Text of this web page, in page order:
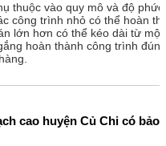
thuộc vào quy mô và độ phức
công trình nhỏ có thể hoàn
lớn hơn có thể kéo dài từ một
hoàn thành công trình đúng
cao huyện Củ Chi có bảo